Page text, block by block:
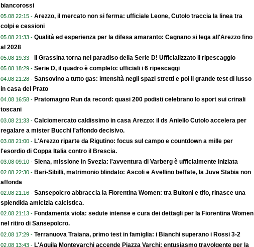
biancorossi
05.08 22:15 - Arezzo, il mercato non si ferma: ufficiale Leone, Cutolo traccia la linea tra
colpi e cessioni
05.08 21:33 - Qualità ed esperienza per la difesa amaranto: Cagnano si lega all'Arezzo fino
al 2028
05.08 19:33 - Il Grassina torna nel paradiso della Serie D! Ufficializzato il ripescaggio
05.08 18:29 - Serie D, il quadro è completo: ufficiali i 6 ripescaggi
04.08 21:28 - Sansovino a tutto gas: intensità negli spazi stretti e poi il grande test di lusso
in casa del Prato
04.08 16:58 - Pratomagno Run da record: quasi 200 podisti celebrano lo sport sui crinali
toscani
03.08 21:33 - Calciomercato caldissimo in casa Arezzo: il ds Aniello Cutolo accelera per
regalare a mister Bucchi l'affondo decisivo.
03.08 21:00 - L'Arezzo riparte da Rigutino: focus sul campo e countdown a mille per
l'esordio di Coppa Italia contro il Brescia.
03.08 09:10 - Siena, missione in Svezia: l'avventura di Varberg è ufficialmente iniziata
02.08 22:30 - Bari-Sibilli, matrimonio blindato: Ascoli e Avellino beffate, la Juve Stabia non
affonda
02.08 21:16 - Sansepolcro abbraccia la Fiorentina Women: tra Buitoni e tifo, rinasce una
splendida amicizia calcistica.
02.08 21:13 - Fondamenta viola: sedute intense e cura dei dettagli per la Fiorentina Women
nel ritiro di Sansepolcro.
02.08 17:29 - Terranuova Traiana, primo test in famiglia: i Bianchi superano i Rossi 3-2
02.08 13:43 - L'Aquila Montevarchi accende Piazza Varchi: entusiasmo travolgente per la